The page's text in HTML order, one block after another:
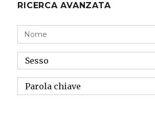
RICERCA AVANZATA
Nome:
Sesso:
Parola
chiave: